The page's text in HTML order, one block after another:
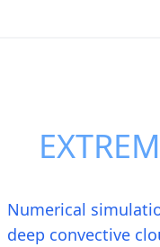
Numerical
deep convective